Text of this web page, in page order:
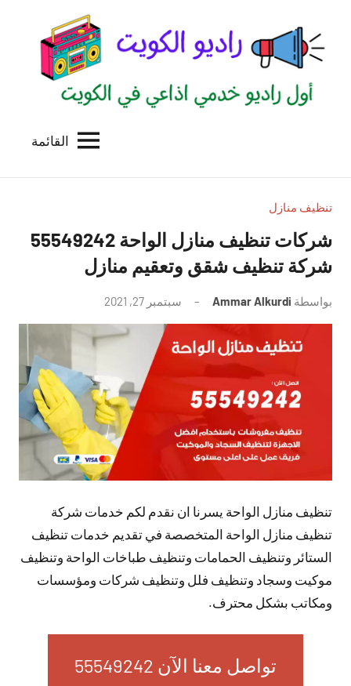
المحتوى
الكويت
للاعلانات
بالكويت
القائمة
تنظيف منازل
شركات تنظيف منازل الواحة 55549242
شركة تنظيف شقق وتعقيم منازل
بواسطة Ammar Alkurdi سبتمبر 27, 2021
توجد
تعليقات
تنظيف منازل الواحة يسرنا ان نقدم لكم خدمات شركة
تنظيف منازل الواحة المتخصصة في تقديم خدمات تنظيف
الستائر وتنظيف الحمامات وتنظيف طباخات الواحة وتنظيف
موكيت وسجاد وتنظيف فلل وتنظيف شركات ومؤسسات
ومكاتب بشكل محترف.
تواصل معنا الآن 55549242